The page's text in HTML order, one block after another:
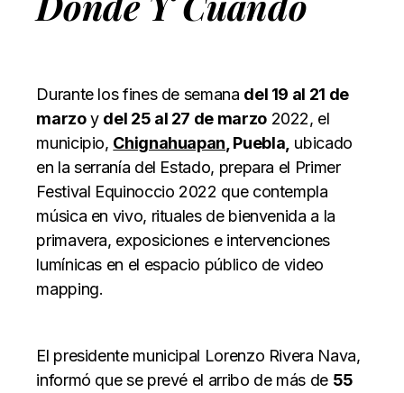
Durante los fines de semana del 19 al 21 de
marzoy del 25 al 27 de marzo2022, el
municipio, Chignahuapan , Puebla, ubicado
en la serranía del Estado, prepara el Primer
Festival Equinoccio 2022 que contempla
música en vivo, rituales de bienvenida a la
primavera, exposiciones e intervenciones
lumínicas en el espacio público de video
mapping.
El presidente municipal Lorenzo Rivera Nava,
informó que se prevé el arribo de más de 55